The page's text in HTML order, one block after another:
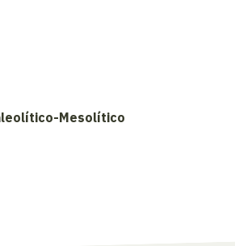
Mesolítico